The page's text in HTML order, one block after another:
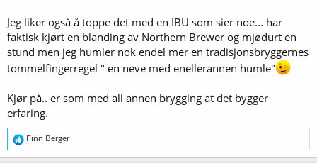
Jeg liker også å toppe det med en IBU som sier noe... har
faktisk kjørt en blanding av Northern Brewer og mjødurt en
stund men jeg humler nok endel mer en tradisjonsbryggernes
tommelfingerregel " en neve med enellerannen humle"
Kjør på.. er som med all annen brygging at det bygger
erfaring.
R
e
a
Finn Berger